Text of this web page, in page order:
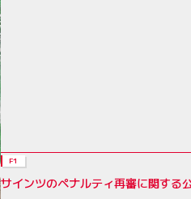
F1
サインツのペナルティ再審に関する